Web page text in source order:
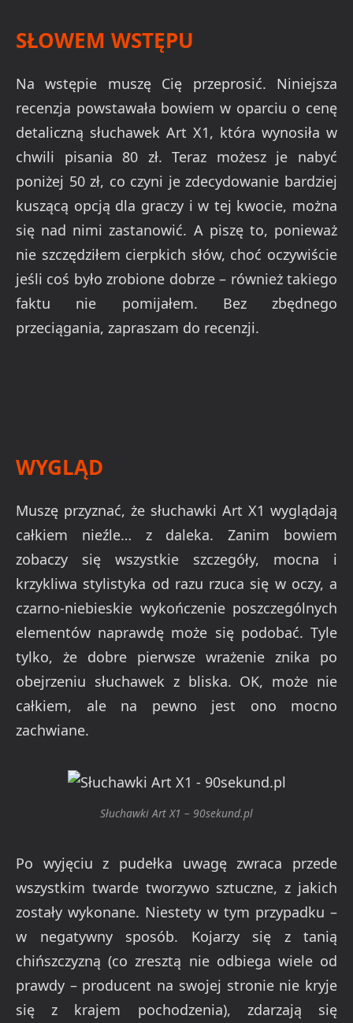
SŁOWEM WSTĘPU
Na wstępie muszę Cię przeprosić. Niniejsza
recenzja powstawała bowiem w oparciu o cenę
detaliczną słuchawek Art X1, która wynosiła w
chwili pisania 80 zł. Teraz możesz je nabyć
poniżej 50 zł, co czyni je zdecydowanie bardziej
kuszącą opcją dla graczy i w tej kwocie, można
się nad nimi zastanowić. A piszę to, ponieważ
nie szczędziłem cierpkich słów, choć oczywiście
jeśli coś było zrobione dobrze – również takiego
faktu nie pomijałem. Bez zbędnego
przeciągania, zapraszam do recenzji.
WYGLĄD
Muszę przyznać, że słuchawki Art X1 wyglądają
całkiem nieźle… z daleka. Zanim bowiem
zobaczy się wszystkie szczegóły, mocna i
krzykliwa stylistyka od razu rzuca się w oczy, a
czarno-niebieskie wykończenie poszczególnych
elementów naprawdę może się podobać. Tyle
tylko, że dobre pierwsze wrażenie znika po
obejrzeniu słuchawek z bliska. OK, może nie
całkiem, ale na pewno jest ono mocno
zachwiane.
Słuchawki Art X1 – 90sekund.pl
Po wyjęciu z pudełka uwagę zwraca przede
wszystkim twarde tworzywo sztuczne, z jakich
zostały wykonane. Niestety w tym przypadku –
w negatywny sposób. Kojarzy się z tanią
chińszczyzną (co zresztą nie odbiega wiele od
prawdy – producent na swojej stronie nie kryje
się z krajem pochodzenia), zdarzają się